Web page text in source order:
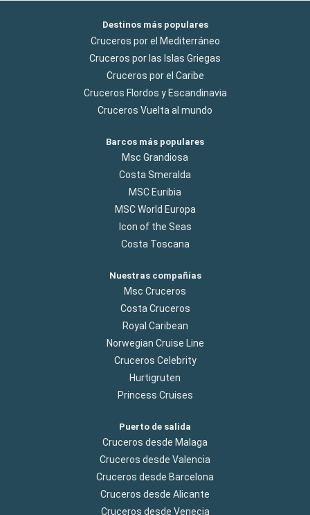
Destinos más populares
Cruceros por el Mediterráneo
Cruceros por las Islas Griegas
Cruceros por el Caribe
Cruceros Flordos y Escandinavia
Cruceros Vuelta al mundo
Barcos más populares
Msc Grandiosa
Costa Smeralda
MSC Euribia
MSC World Europa
Icon of the Seas
Costa Toscana
Nuestras compañías
Msc Cruceros
Costa Cruceros
Royal Caribean
Norwegian Cruise Line
Cruceros Celebrity
Hurtigruten
Princess Cruises
Puerto de salida
Cruceros desde Malaga
Cruceros desde Valencia
Cruceros desde Barcelona
Cruceros desde Alicante
Cruceros desde Venecia